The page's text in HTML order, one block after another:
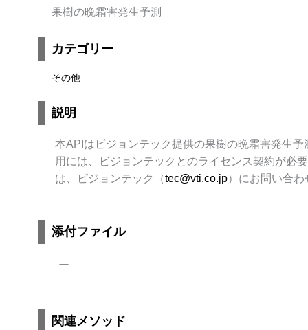
果樹の晩霜害発生予測
カテゴリー
その他
説明
本APIはビジョンテック提供の果樹の晩霜害発生
用には、ビジョンテックとのライセンス契約が必
は、ビジョンテック（tec@vti.co.jp）にお問い合わ
添付ファイル
ー
関連メソッド